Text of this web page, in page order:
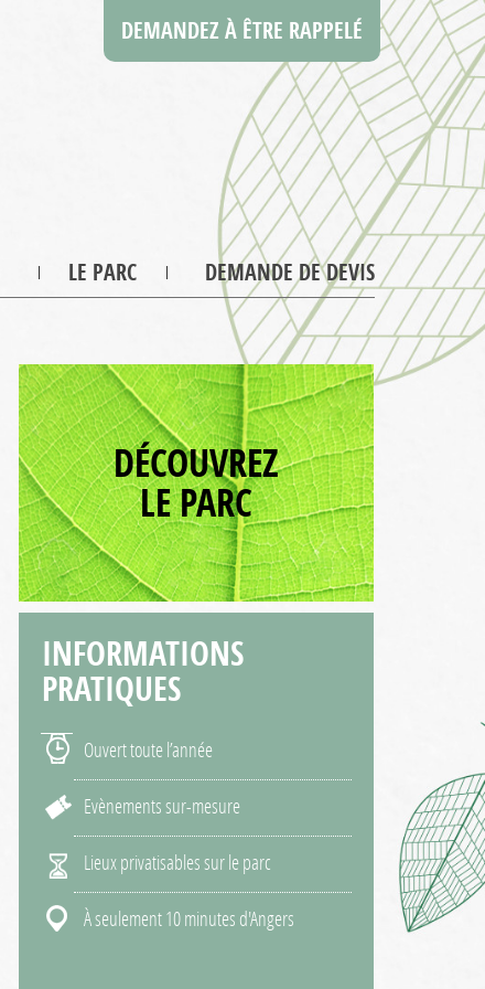
DEMANDEZ À ÊTRE RAPPELÉ
LE PARC DEMANDE DE DEVIS
DÉCOUVREZ
LE PARC
INFORMATIONS
PRATIQUES
Ouvert toute l’année
Evènements sur-mesure
Lieux privatisables sur le parc
À seulement 10 minutes d'Angers